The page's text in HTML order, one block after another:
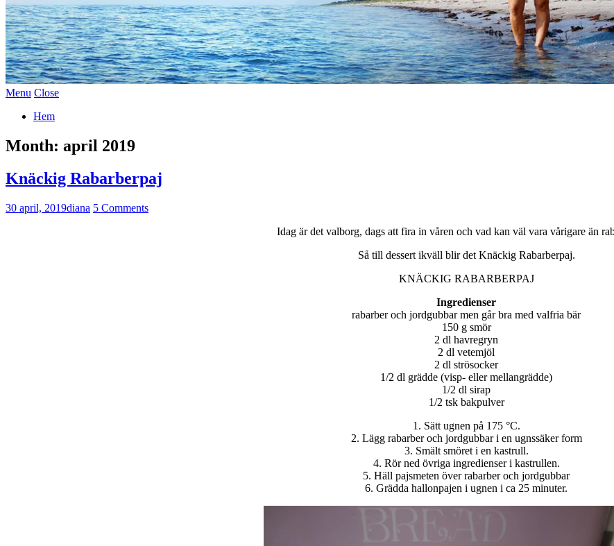
Menu Close
Hem
Month: april 2019
Knäckig Rabarberpaj
30 april, 2019diana 5 Comments
Idag är det valborg, dags att fira in våren och vad kan väl vara vårigare än
Så till dessert ikväll blir det Knäckig Rabarberpaj.
KNÄCKIG RABARBERPAJ
Ingredienser
rabarber och jordgubbar men går bra med valfria bär
150 g smör
2 dl havregryn
2 dl vetemjöl
2 dl strösocker
1/2 dl grädde (visp- eller mellangrädde)
1/2 dl sirap
1/2 tsk bakpulver
1. Sätt ugnen på 175 °C.
2. Lägg rabarber och jordgubbar i en ugnssäker form
3. Smält smöret i en kastrull.
4. Rör ned övriga ingredienser i kastrullen.
5. Häll pajsmeten över rabarber och jordgubbar
6. Grädda hallonpajen i ugnen i ca 25 minuter.